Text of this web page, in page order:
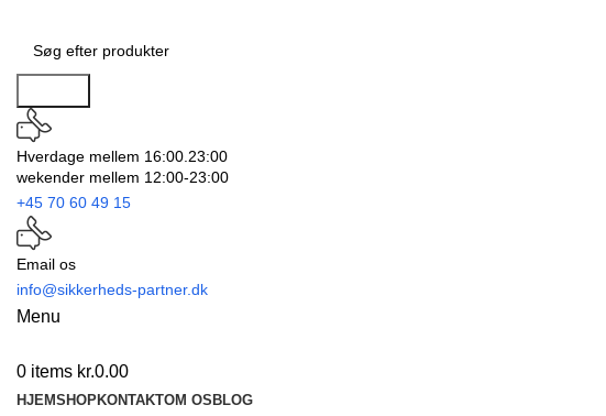
Hverdage mellem 16:00.23:00
wekender mellem 12:00-23:00
+45 70 60 49 15
Email os
info@sikkerheds-partner.dk
Menu
0 items kr.0.00
HJEMSHOPKONTAKTOM OS BLOG